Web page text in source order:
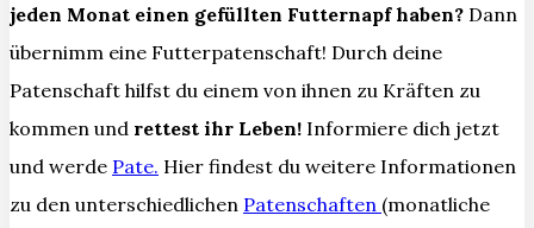
jeden Monat einen gefüllten Futternapf haben? Dann
übernimm eine Futterpatenschaft! Durch deine
Patenschaft hilfst du einem von ihnen zu Kräften zu
kommen und rettest ihr Leben! Informiere dich jetzt
und werde Pate. Hier findest du weitere Informationen
zu den unterschiedlichen Patenschaften (monatliche